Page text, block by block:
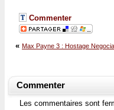
Commenter
« Max Payne 3 : Hostage
Commenter
Les commentaires sont